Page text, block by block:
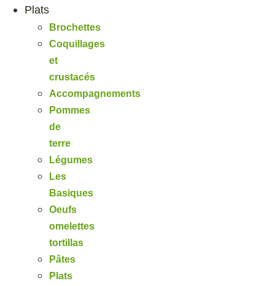
Plats
Brochettes
Coquillages
et
crustacés
Accompagnements
Pommes
de
terre
Légumes
Les
Basiques
Oeufs
omelettes
tortillas
Pâtes
Plats